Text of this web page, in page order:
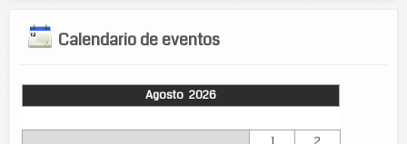
Calendario de eventos
Agosto 2026